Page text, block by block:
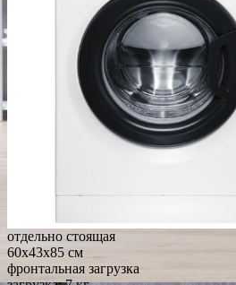
отдельно стоящая
60x43x85 см
фронтальная загрузка